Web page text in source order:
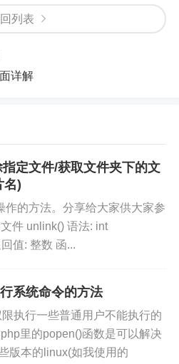
列表
详解
定文件/获取文件夹下的文
名)
作的方法。分享给大家供大家参
件 unlink() 语法: int
值: 整数 函...
系统命令的方法
执行一些普通用户不能执行的
里的popen()函数是可以解决
版本的linux(如我使用的